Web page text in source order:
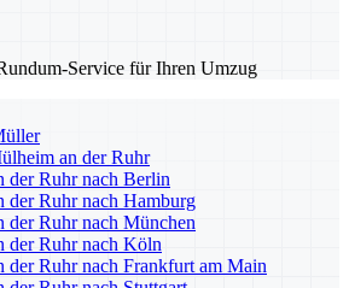
Service für Ihren Umzug
an der Ruhr
der Ruhr nach Berlin
Ruhr nach Hamburg
Ruhr nach München
der Ruhr nach Köln
Ruhr nach Frankfurt am Main